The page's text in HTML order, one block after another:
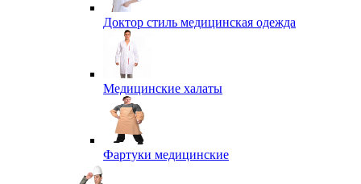
Доктор стиль медицинская одежда
Медицинские халаты
Фартуки медицинские